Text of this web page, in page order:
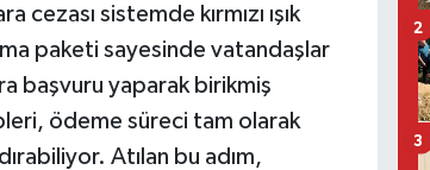
sistemde kırmızı ışık
paketi sayesinde vatandaşlar
başvuru yaparak birikmiş
ödeme süreci tam olarak
Atılan bu adım,
2
3